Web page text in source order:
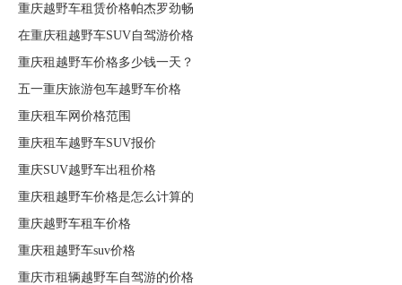
重庆越野车租赁价格帕杰罗劲畅
在重庆租越野车SUV自驾游价格
重庆租越野车价格多少钱一天？
五一重庆旅游包车越野车价格
重庆租车网价格范围
重庆租车越野车SUV报价
重庆SUV越野车出租价格
重庆租越野车价格是怎么计算的
重庆越野车租车价格
重庆租越野车suv价格
重庆市租辆越野车自驾游的价格